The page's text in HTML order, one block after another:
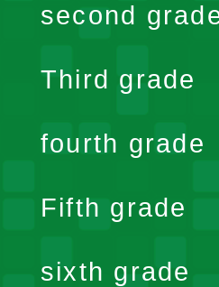
second
Third grade
fourth grade
Fifth grade
sixth grade